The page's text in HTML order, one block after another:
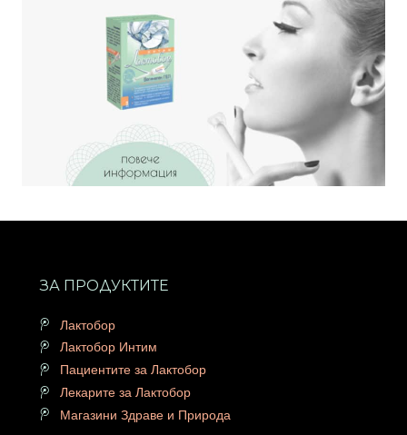
ЗА ПРОДУКТИТЕ
Лактобор
Лактобор Интим
Пациентите за Лактобор
Лекарите за Лактобор
Магазини Здраве и Природа